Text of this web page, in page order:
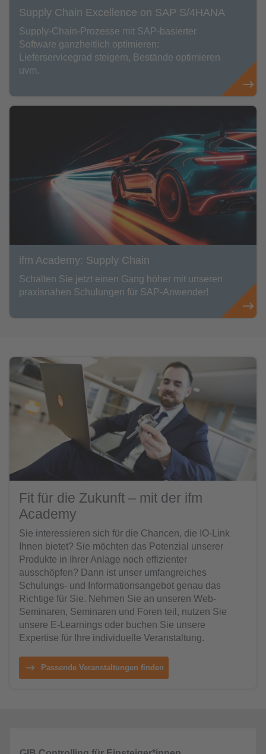
Supply Chain Excellence on SAP S/4HANA
Supply-Chain-Prozesse mit SAP-basierter
Software ganzheitlich optimieren:
Lieferservicegrad steigern, Bestände optimieren
uvm.
ifm Academy: Supply Chain
Schalten Sie jetzt einen Gang höher mit unseren
praxisnahen Schulungen für SAP-Anwender!
Fit für die Zukunft – mit der ifm
Academy
Sie interessieren sich für die Chancen, die IO-Link
Ihnen bietet? Sie möchten das Potenzial unserer
Produkte in Ihrer Anlage noch effizienter
ausschöpfen? Dann ist unser umfangreiches
Schulungs- und Informationsangebot genau das
Richtige für Sie. Nehmen Sie an unseren Web-
Seminaren, Seminaren und Foren teil, nutzen Sie
unsere E-Learnings oder buchen Sie unsere
Expertise für Ihre individuelle Veranstaltung.
Passende Veranstaltungen finden